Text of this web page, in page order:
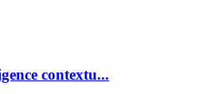
contextu...